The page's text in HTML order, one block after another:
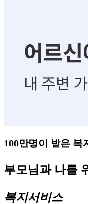
100만명이 받은 복
부모님과 나를
복지서비스